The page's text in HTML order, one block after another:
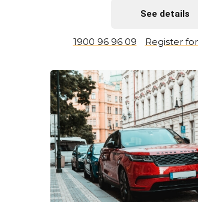
See details
1900 96 96 09 Register